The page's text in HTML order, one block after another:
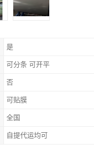
是
可分条 可开平
否
可贴膜
全国
自提代运均可